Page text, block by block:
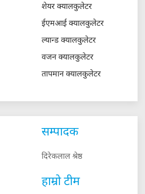
शेयर क्यालकुलेटर
ईएमआई क्यालकुलेटर
ल्यान्ड क्यालकुलेटर
वजन क्यालकुलेटर
तापमान क्यालकुलेटर
सम्पादक
दिरेकलाल श्रेष्ठ
हाम्रो टीम